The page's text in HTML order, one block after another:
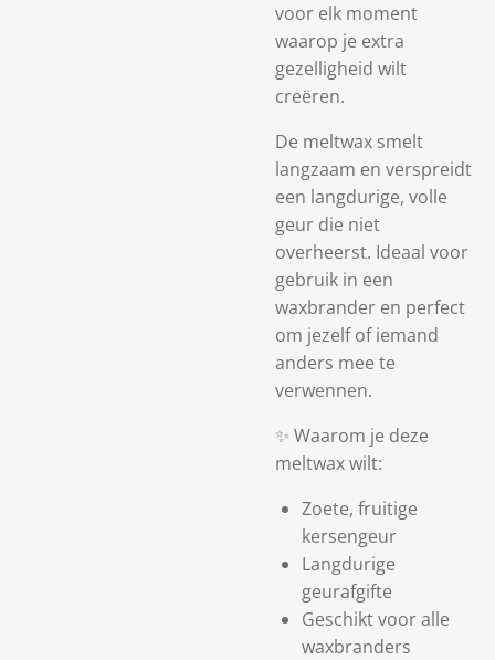
voor elk moment
waarop je extra
gezelligheid wilt
creëren.
De meltwax smelt
langzaam en verspreidt
een langdurige, volle
geur die niet
overheerst. Ideaal voor
gebruik in een
waxbrander en perfect
om jezelf of iemand
anders mee te
verwennen.
✨ Waarom je deze
meltwax wilt:
Zoete, fruitige
kersengeur
Langdurige
geurafgifte
Geschikt voor alle
waxbranders